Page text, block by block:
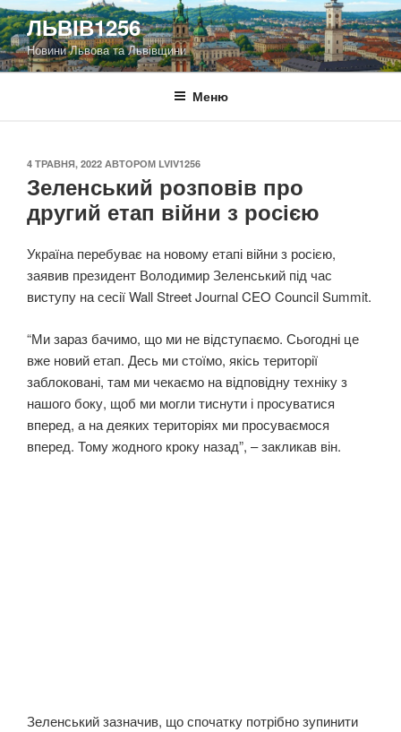
Перейти
до
вмісту
ЛЬВІВ1256
Новини Львова та Львівщини
Меню
ОПУБЛІКОВАНО
4 ТРАВНЯ, 2022 АВТОРОМ LVIV1256
Зеленський розповів про
другий етап війни з росією
Україна перебуває на новому етапі війни з росією,
заявив президент Володимир Зеленський під час
виступу на сесії Wall Street Journal CEO Council Summit.
“Ми зараз бачимо, що ми не відступаємо. Сьогодні це
вже новий етап. Десь ми стоїмо, якісь території
заблоковані, там ми чекаємо на відповідну техніку з
нашого боку, щоб ми могли тиснути і просуватися
вперед, а на деяких територіях ми просуваємося
вперед. Тому жодного кроку назад”, – закликав він.
Зеленський зазначив, що спочатку потрібно зупинити